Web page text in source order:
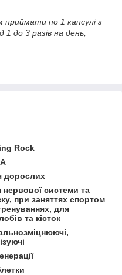
приймати по 1 капсулі з
до 3 разів на день,
Rock
дорослих
нервової системи та
при заняттях спортом
для
та кісток